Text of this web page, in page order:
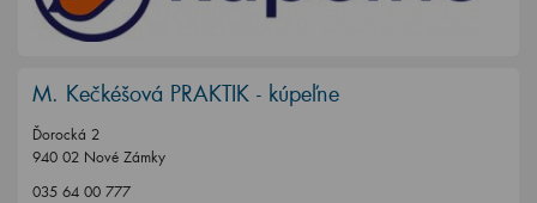
M. Kečkéšová PRAKTIK - kúpeľne
Ďorocká 2
940 02 Nové Zámky
035 64 00 777